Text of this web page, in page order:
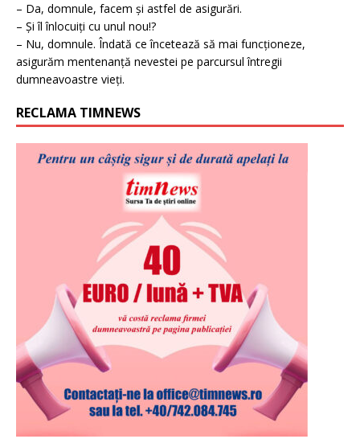
– Da, domnule, facem și astfel de asigurări.
– Și îl înlocuiți cu unul nou!?
– Nu, domnule. Îndată ce încetează să mai funcționeze,
asigurăm mentenanță nevestei pe parcursul întregii
dumneavoastre vieți.
RECLAMA TIMNEWS